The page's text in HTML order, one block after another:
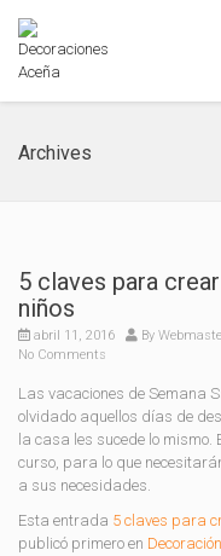
Archives
5 claves para
niños
abril 11, 2016 By
No Comments
Las vacaciones de Semana
olvidado aquellos días de
la casa les sucede lo mismo.
curso, para lo que
a sus necesidades.
Esta entrada 5 claves para
publicó primero en